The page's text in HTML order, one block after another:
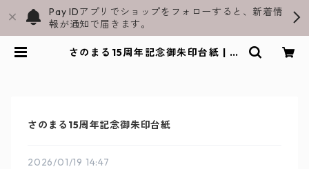
Pay IDアプリでショップをフォローすると、新着情
報が通知で届きます。
さのまる15周年記念御朱印台紙 | さ
さのまる15周年記念御朱印台紙
2026/01/19 14:47